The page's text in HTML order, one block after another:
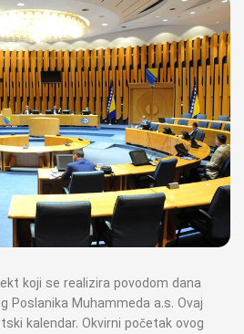
koji se realizira povodom dana
Poslanika Muhammeda a.s. Ovaj
kalendar. Okvirni početak ovog